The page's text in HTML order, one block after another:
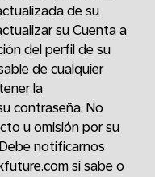
de su
su Cuenta a
del perfil de su
de cualquier
la
contraseña. No
u omisión por su
notificarnos
si sabe o